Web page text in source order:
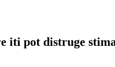
iti pot distruge